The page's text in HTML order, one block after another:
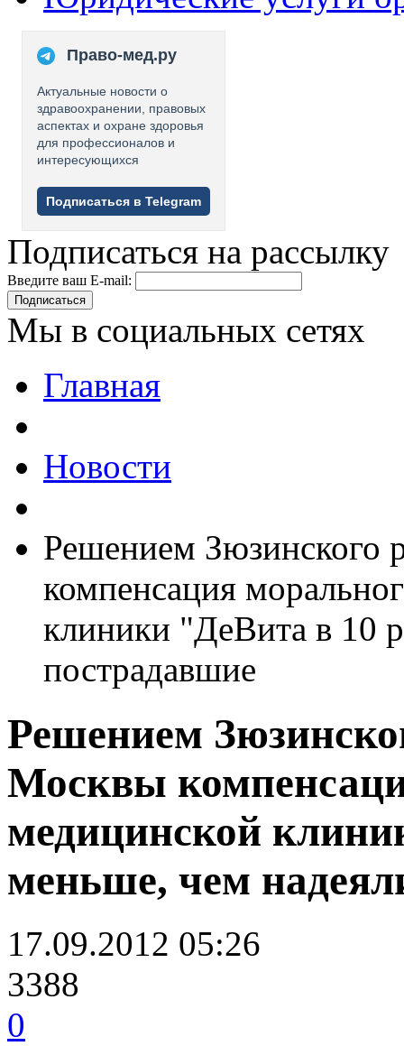
Право-мед.ру
Актуальные новости о
здравоохранении, правовых
аспектах и охране здоровья
для профессионалов и
интересующихся
Подписаться в Telegram
Подписаться на рассылку
Введите ваш E-mail:
Подписаться
Мы в социальных сетях
Главная
Новости
Решением Зюзинского
компенсация
клиники "ДеВита в 10
пострадавшие
Решением
Москвы
медицинской
меньше, чем
17.09.2012 05:26
3388
0